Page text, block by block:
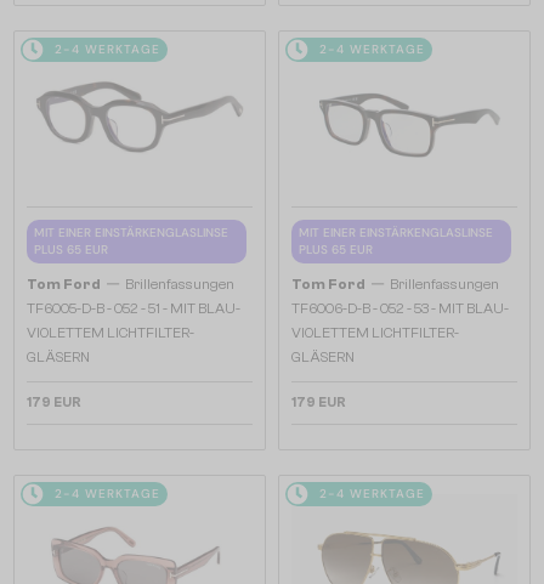
2-4 WERKTAGE
MIT EINER EINSTÄRKENGLASLINSE
PLUS 65 EUR
Tom Ford — Brillenfassungen
TF6005-D-B - 052 - 51 - MIT BLAU-
VIOLETTEM LICHTFILTER-
GLÄSERN
179 EUR
2-4 WERKTAGE
MIT EINER EINSTÄRKENGLASLINSE
PLUS 65 EUR
Tom Ford — Brillenfassungen
TF6006-D-B - 052 - 53 - MIT BLAU-
VIOLETTEM LICHTFILTER-
GLÄSERN
179 EUR
2-4 WERKTAGE 2-4 WERKTAGE